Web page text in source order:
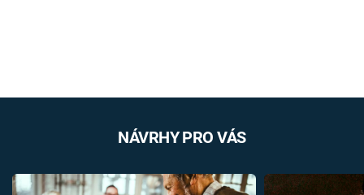
NÁVRHY PRO VÁS